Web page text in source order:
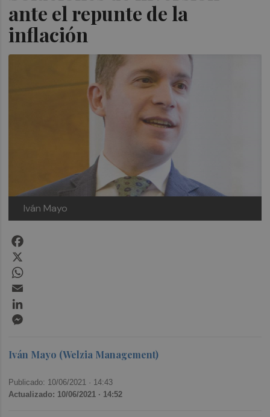
ante el repunte de la
inflación
Iván Mayo
Iván Mayo (Welzia Management)
Publicado: 10/06/2021 · 14:43
Actualizado: 10/06/2021 · 14:52